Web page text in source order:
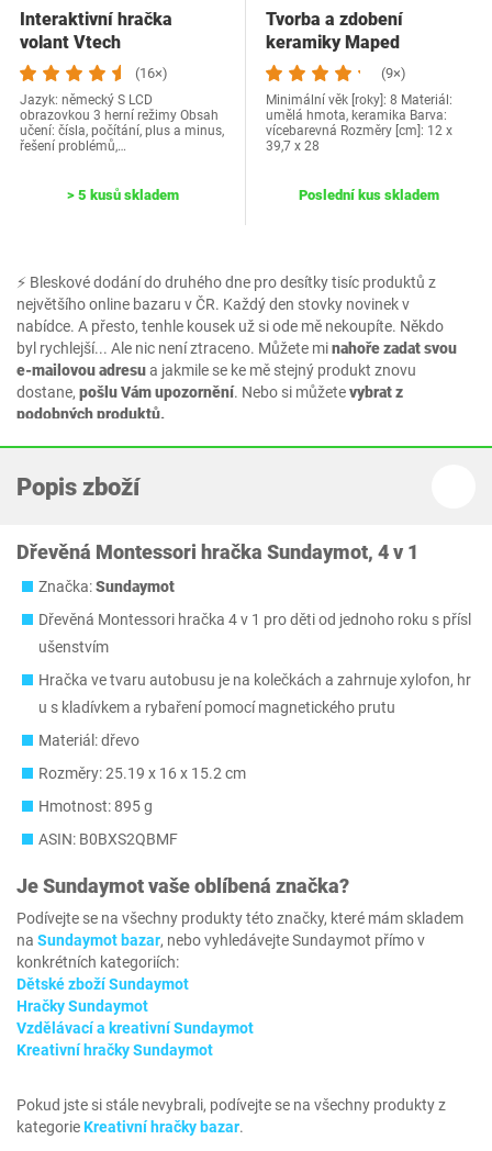
⚡ Bleskové dodání do druhého dne pro desítky tisíc produktů z
největšího online bazaru v ČR. Každý den stovky novinek v
nabídce. A přesto, tenhle kousek už si ode mě nekoupíte. Někdo
byl rychlejší... Ale nic není ztraceno. Můžete minahoře zadat svou
e-mailovou adresua jakmile se ke mě stejný produkt znovu
dostane, pošlu Vám upozornění. Nebo si můžetevybrat z
podobných produktů.
Interaktivní hračka
volant Vtech
(16×)
Jazyk: německý S LCD
obrazovkou 3 herní režimy Obsah
učení: čísla, počítání, plus a minus,
řešení problémů,…
> 5 kusů skladem
Tvorba a zdobení
keramiky Maped
CREATIV sada
(9×)
Minimální věk [roky]: 8 Materiál:
umělá hmota, keramika Barva:
vícebarevná Rozměry [cm]: 12 x
39,7 x 28
Poslední kus skladem
Popis zboží
Dřevěná Montessori hračka Sundaymot, 4 v 1
Značka:Sundaymot
Dřevěná Montessori hračka 4 v 1 pro děti od jednoho roku s přísl
ušenstvím
Hračka ve tvaru autobusu je na kolečkách a zahrnuje xylofon, hr
u s kladívkem a rybaření pomocí magnetického prutu
Materiál: dřevo
Rozměry: ‎25.19 x 16 x 15.2 cm
Hmotnost: 895 g
ASIN: B0BXS2QBMF
JeSundaymotvaše oblíbená značka?
Podívejte se na všechny produkty této značky, které mám skladem
na Sundaymot bazar, nebo vyhledávejte Sundaymot přímo v
konkrétních kategoriích:
Dětské zboží Sundaymot
Hračky Sundaymot
Vzdělávací a kreativní Sundaymot
Kreativní hračky Sundaymot
Pokud jste si stále nevybrali, podívejte se na všechny produkty z
kategorieKreativní hračky bazar.